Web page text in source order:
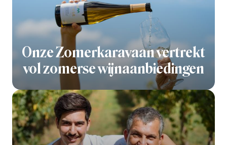
Onze Zomerkaravaan vertrekt
vol zomerse wijnaanbiedingen